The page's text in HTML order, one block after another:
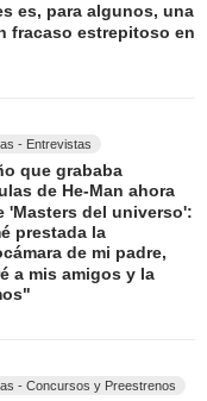
es, para algunos, una
fracaso estrepitoso en
- Entrevistas
que grababa
de He-Man ahora
'Masters del universo':
prestada la
de mi padre,
a mis amigos y la
- Concursos y Preestrenos